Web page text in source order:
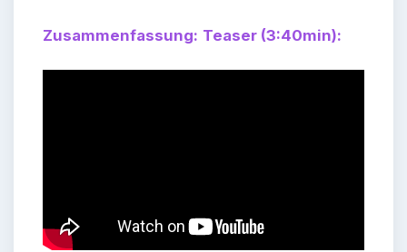
Zusammenfassung: Teaser (3:40min):